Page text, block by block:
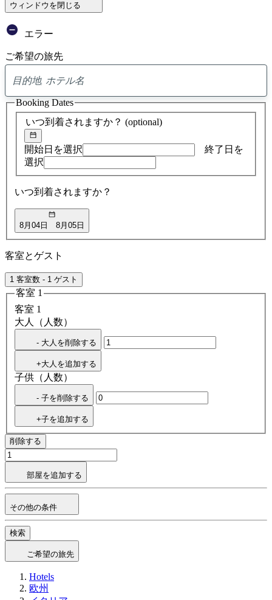
ウィンドウを閉じる
エラー
ご希望の旅先
ア
ド
バ
イ
検
索
いつ到着されますか？ (optional)
開始日を選択
終了日を
選択
いつ到着されますか？
8月04日 8月05日
Booking Dates
客室とゲスト
1 客室数 - 1 ゲスト
客室 1
客室 1
大人（人数）
- 大人を削除する
+大人を追加する
子供（人数）
- 子を削除する
+子を追加する
削除する
部屋を追加する
その他の条件
検索
ご希望の旅先
Hotels
欧州